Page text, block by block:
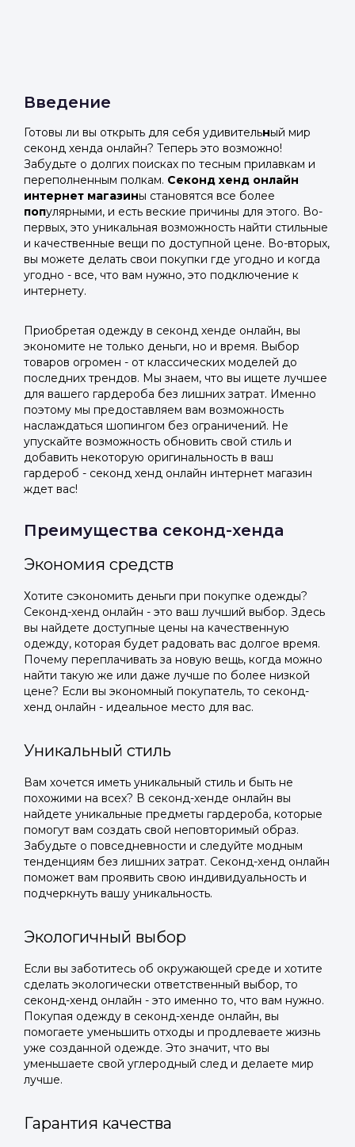
Введение
Готовы ли вы открыть для себя удивительный мир
секонд хенда онлайн? Теперь это возможно!
Забудьте о долгих поисках по тесным прилавкам и
переполненным полкам. Секонд хенд онлайн
интернет магазины становятся все более
популярными, и есть веские причины для этого. Во-
первых, это уникальная возможность найти стильные
и качественные вещи по доступной цене. Во-вторых,
вы можете делать свои покупки где угодно и когда
угодно - все, что вам нужно, это подключение к
интернету.
Приобретая одежду в секонд хенде онлайн, вы
экономите не только деньги, но и время. Выбор
товаров огромен - от классических моделей до
последних трендов. Мы знаем, что вы ищете лучшее
для вашего гардероба без лишних затрат. Именно
поэтому мы предоставляем вам возможность
наслаждаться шопингом без ограничений. Не
упускайте возможность обновить свой стиль и
добавить некоторую оригинальность в ваш
гардероб - секонд хенд онлайн интернет магазин
ждет вас!
Преимущества секонд-хенда
Экономия средств
Хотите сэкономить деньги при покупке одежды?
Секонд-хенд онлайн - это ваш лучший выбор. Здесь
вы найдете доступные цены на качественную
одежду, которая будет радовать вас долгое время.
Почему переплачивать за новую вещь, когда можно
найти такую же или даже лучше по более низкой
цене? Если вы экономный покупатель, то секонд-
хенд онлайн - идеальное место для вас.
Уникальный стиль
Вам хочется иметь уникальный стиль и быть не
похожими на всех? В секонд-хенде онлайн вы
найдете уникальные предметы гардероба, которые
помогут вам создать свой неповторимый образ.
Забудьте о повседневности и следуйте модным
тенденциям без лишних затрат. Секонд-хенд онлайн
поможет вам проявить свою индивидуальность и
подчеркнуть вашу уникальность.
Экологичный выбор
Если вы заботитесь об окружающей среде и хотите
сделать экологически ответственный выбор, то
секонд-хенд онлайн - это именно то, что вам нужно.
Покупая одежду в секонд-хенде онлайн, вы
помогаете уменьшить отходы и продлеваете жизнь
уже созданной одежде. Это значит, что вы
уменьшаете свой углеродный след и делаете мир
лучше.
Гарантия качества